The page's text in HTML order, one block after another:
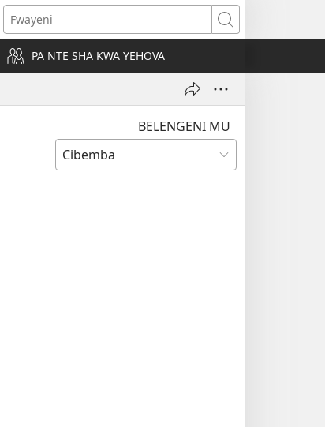
Fwayeni
PA NTE SHA KWA YEHOVA
BELENGENI MU